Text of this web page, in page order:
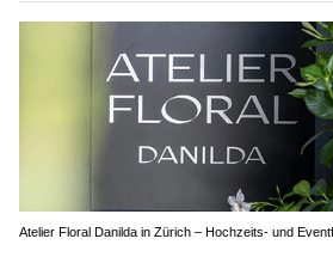
Atelier Floral Danilda in Zürich – Hochzeits- und